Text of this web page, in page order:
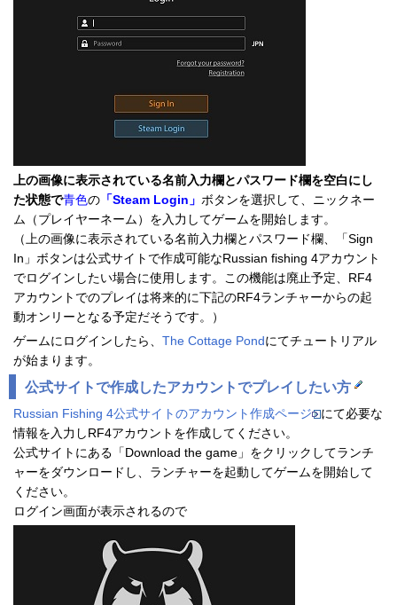
上の画像に表示されている名前入力欄とパスワード欄を空白にし
た状態で青色の 「Steam Login」 ボタンを選択して、ニックネー
ム（プレイヤーネーム）を入力してゲームを開始します。
（上の画像に表示されている名前入力欄とパスワード欄、「Sign
In」ボタンは公式サイトで作成可能なRussian fishing 4アカウント
でログインしたい場合に使用します。この機能は廃止予定、RF4
アカウントでのプレイは将来的に下記のRF4ランチャーからの起
動オンリーとなる予定だそうです。）
ゲームにログインしたら、 The Cottage Pondにてチュートリアル
が始まります。
公式サイトで作成したアカウントでプレイしたい方
Russian Fishing 4公式サイトのアカウント作成ページ
にて必要な
情報を入力しRF4アカウントを作成してください。
公式サイトにある「Download the game」をクリックしてランチ
ャーをダウンロードし、ランチャーを起動してゲームを開始して
ください。
ログイン画面が表示されるので